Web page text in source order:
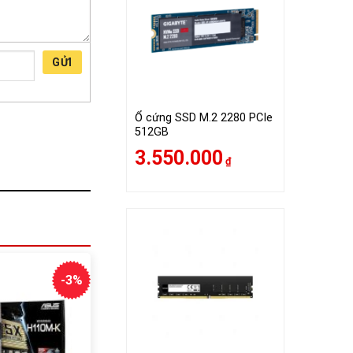
Ổ cứng SSD M.2 2280 PCIe
512GB
3.550.000 ₫
GỬI
-3%